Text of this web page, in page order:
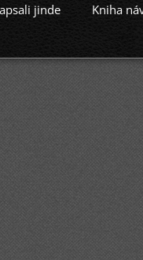
jinde Kniha